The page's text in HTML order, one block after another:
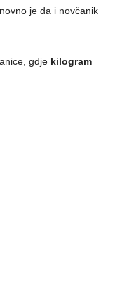
je da i novčanik
gdje kilogram